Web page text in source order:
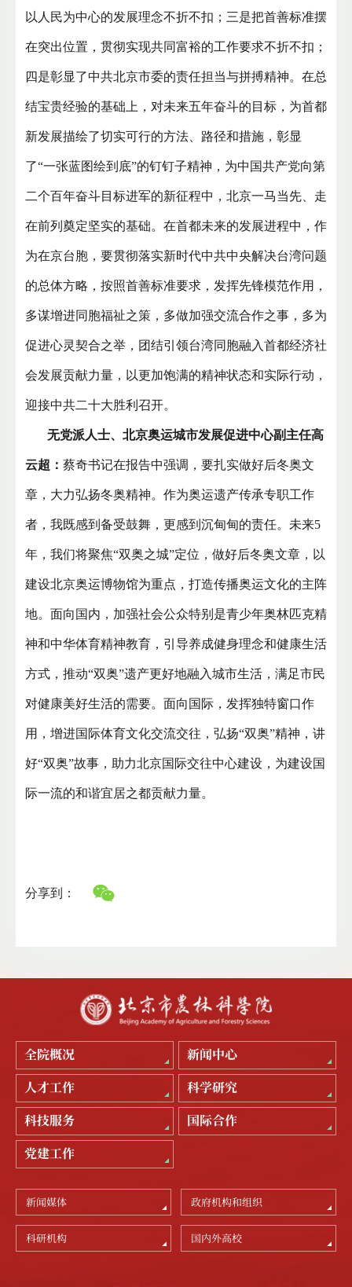
以人民为中心的发展理念不折不扣；三是把首善标准摆
在突出位置，贯彻实现共同富裕的工作要求不折不扣；
四是彰显了中共北京市委的责任担当与拼搏精神。在总
结宝贵经验的基础上，对未来五年奋斗的目标，为首都
新发展描绘了切实可行的方法、路径和措施，彰显
了“一张蓝图绘到底”的钉钉子精神，为中国共产党向第
二个百年奋斗目标进军的新征程中，北京一马当先、走
在前列奠定坚实的基础。在首都未来的发展进程中，作
为在京台胞，要贯彻落实新时代中共中央解决台湾问题
的总体方略，按照首善标准要求，发挥先锋模范作用，
多谋增进同胞福祉之策，多做加强交流合作之事，多为
促进心灵契合之举，团结引领台湾同胞融入首都经济社
会发展贡献力量，以更加饱满的精神状态和实际行动，
迎接中共二十大胜利召开。
无党派人士、北京奥运城市发展促进中心副主任高
云超： 蔡奇书记在报告中强调，要扎实做好后冬奥文
章，大力弘扬冬奥精神。作为奥运遗产传承专职工作
者，我既感到备受鼓舞，更感到沉甸甸的责任。未来5
年，我们将聚焦“双奥之城”定位，做好后冬奥文章，以
建设北京奥运博物馆为重点，打造传播奥运文化的主阵
地。面向国内，加强社会公众特别是青少年奥林匹克精
神和中华体育精神教育，引导养成健身理念和健康生活
方式，推动“双奥”遗产更好地融入城市生活，满足市民
对健康美好生活的需要。面向国际，发挥独特窗口作
用，增进国际体育文化交流交往，弘扬“双奥”精神，讲
好“双奥”故事，助力北京国际交往中心建设，为建设国
际一流的和谐宜居之都贡献力量。
分享到：
全院概况
新闻中心
人才工作
科学研究
科技服务
国际合作
党建工作
新闻媒体 政府机构和组织
科研机构 国内外高校